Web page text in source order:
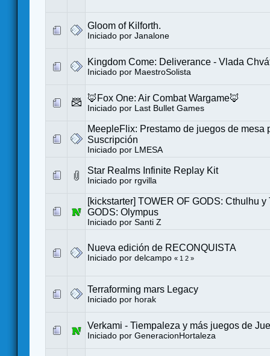
Gloom of Kilforth.
Iniciado por Janalone
Kingdom Come: Deliverance - Vlada
Iniciado por MaestroSolista
🦊Fox One: Air Combat Wargame🦊
Iniciado por Last Bullet Games
MeepleFlix: Prestamo de juegos de mesa
Suscripción
Iniciado por LMESA
Star Realms Infinite Replay Kit
Iniciado por rgvilla
[kickstarter] TOWER OF GODS: Cthulhu y
GODS: Olympus
Iniciado por Santi Z
Nueva edición de RECONQUISTA
Iniciado por delcampo « 1 2 »
Terraforming mars Legacy
Iniciado por horak
Verkami - Tiempaleza y más juegos de
Iniciado por GeneracionHortaleza